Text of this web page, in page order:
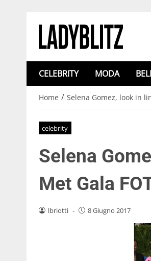
CELEBRITY MODA
Home / Selena Gomez, look in
celebrity
Selena
Met Gala
lbriotti - 8 Giugno 2017